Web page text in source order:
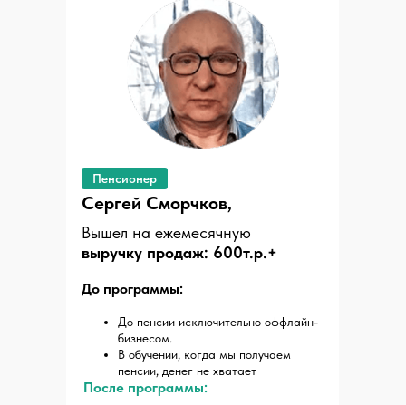
Сергей Сморчков,
Пенсионер
Вышел на ежемесячную
выручку продаж: 600т.р.+
До программы:
До пенсии исключительно оффлайн-
бизнесом.
В обучении, когда мы получаем
пенсии, денег не хватает
После программы: